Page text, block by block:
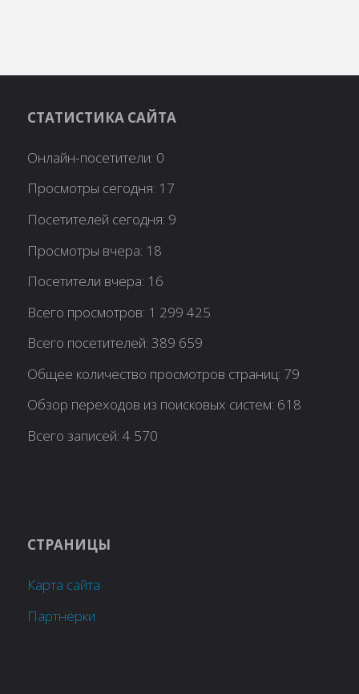
СТАТИСТИКА САЙТА
Онлайн-посетители: 0
Просмотры сегодня: 17
Посетителей сегодня: 9
Просмотры вчера: 18
Посетители вчера: 16
Всего просмотров: 1 299 425
Всего посетителей:389 659
Общее количество просмотров страниц: 79
Обзор переходов из поисковых систем: 618
Всего записей:4 570
СТРАНИЦЫ
Карта сайта
Партнёрки